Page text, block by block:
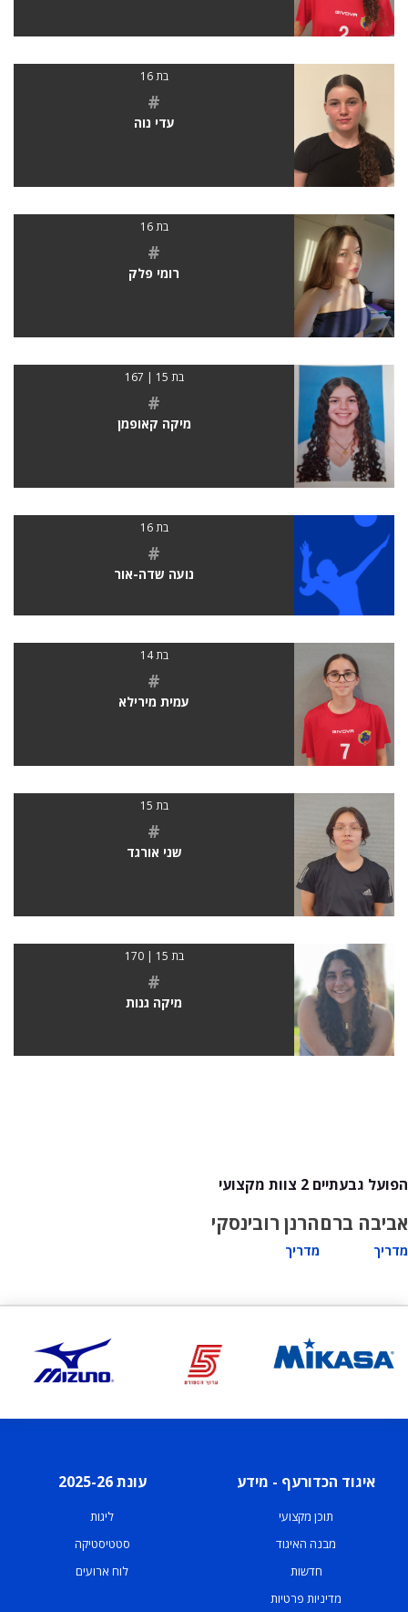
בת 16
#
עדי נוה
בת 16
#
רומי פלק
בת 15 | 167
#
מיקה קאופמן
בת 16
#
נועה שדה-אור
בת 14
#
עמית מירילא
בת 15
#
שני אורגד
בת 15 | 170
#
מיקה גנות
הפועל גבעתיים 2 צוות מקצועי
אביבה ברם
מדריך
הרנן רובינסקי
מדריך
איגוד הכדורעף - מידע
תוכן מקצועי
מבנה האיגוד
חדשות
מדיניות פרטיות
עונת 2025-26
ליגות
סטטיסטיקה
לוח ארועים